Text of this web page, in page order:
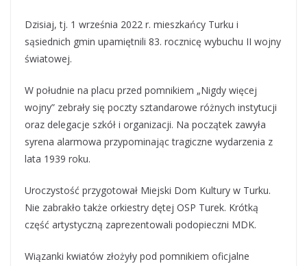
Dzisiaj, tj. 1 września 2022 r. mieszkańcy Turku i
sąsiednich gmin upamiętnili 83. rocznicę wybuchu II wojny
światowej.
W południe na placu przed pomnikiem „Nigdy więcej
wojny” zebrały się poczty sztandarowe różnych instytucji
oraz delegacje szkół i organizacji. Na początek zawyła
syrena alarmowa przypominając tragiczne wydarzenia z
lata 1939 roku.
Uroczystość przygotował Miejski Dom Kultury w Turku.
Nie zabrakło także orkiestry dętej OSP Turek. Krótką
część artystyczną zaprezentowali podopieczni MDK.
Wiązanki kwiatów złożyły pod pomnikiem oficjalne